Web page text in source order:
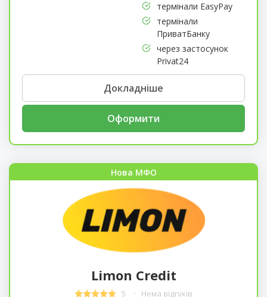
термінали EasyPay
термінали
ПриватБанку
через застосунок
Privat24
Докладніше
Оформити
Нова МФО
Limon Credit
5 Нема відгуків